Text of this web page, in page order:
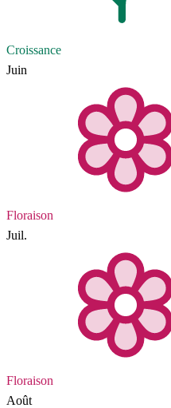
Croissance
Juin
Floraison
Juil.
Floraison
Août